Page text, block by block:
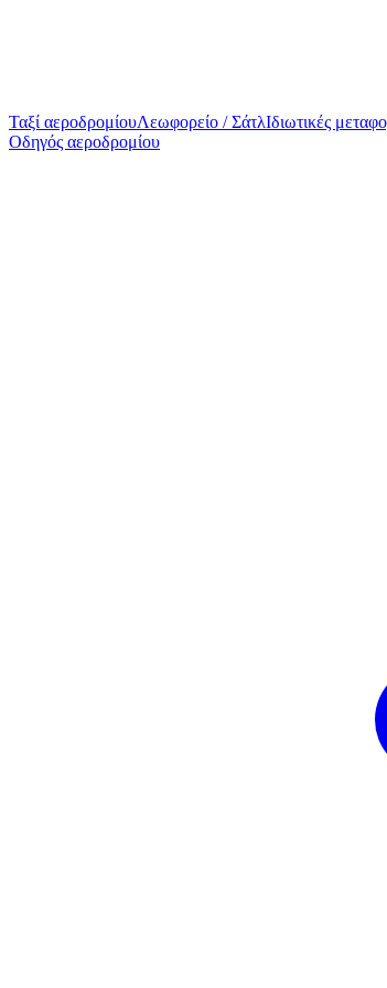
Ταξί αεροδρομίουΛεωφορείο / ΣάτλΙδιωτικές
Οδηγός αεροδρομίου